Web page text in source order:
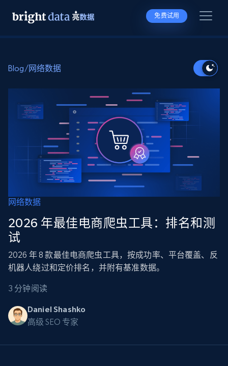
免费试用
Blog/网络数据
网络数据
2026 年最佳电商爬虫工具：排名和测
试
2026 年 8 款最佳电商爬虫工具，按成功率、平台覆盖、反
机器人绕过和定价排名，并附有基准数据。
3 分钟阅读
Daniel Shashko
高级 SEO 专家